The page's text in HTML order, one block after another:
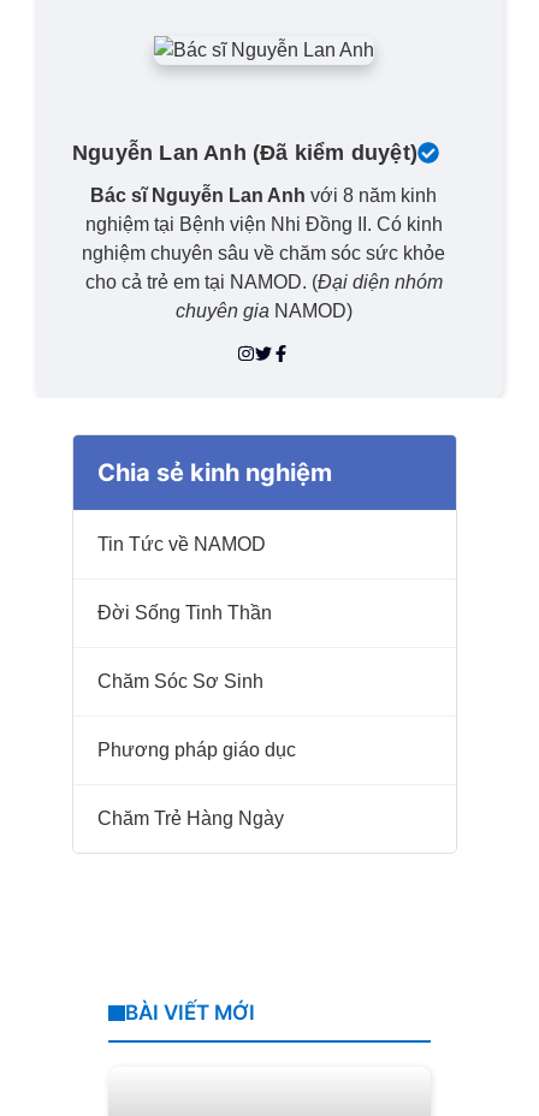
Nguyễn Lan Anh (Đã kiểm duyệt)
Bác sĩ Nguyễn Lan Anh với 8 năm kinh
nghiệm tại Bệnh viện Nhi Đồng II. Có kinh
nghiệm chuyên sâu về chăm sóc sức khỏe
cho cả trẻ em tại NAMOD. (Đại diện nhóm
chuyên gia NAMOD)
Chia sẻ kinh nghiệm
Tin Tức về NAMOD
Đời Sống Tinh Thần
Chăm Sóc Sơ Sinh
Phương pháp giáo dục
Chăm Trẻ Hàng Ngày
BÀI VIẾT MỚI